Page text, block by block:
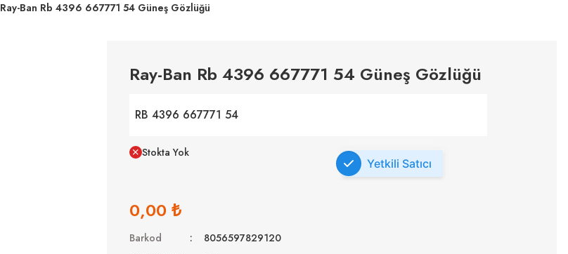
Ray-Ban Rb 4396 667771 54 Güneş Gözlüğü
Ray-Ban Rb 4396 667771 54 Güneş Gözlüğü
RB 4396 667771 54
Stokta Yok
Yetkili Satıcı
0,00 ₺
Barkod
8056597829120